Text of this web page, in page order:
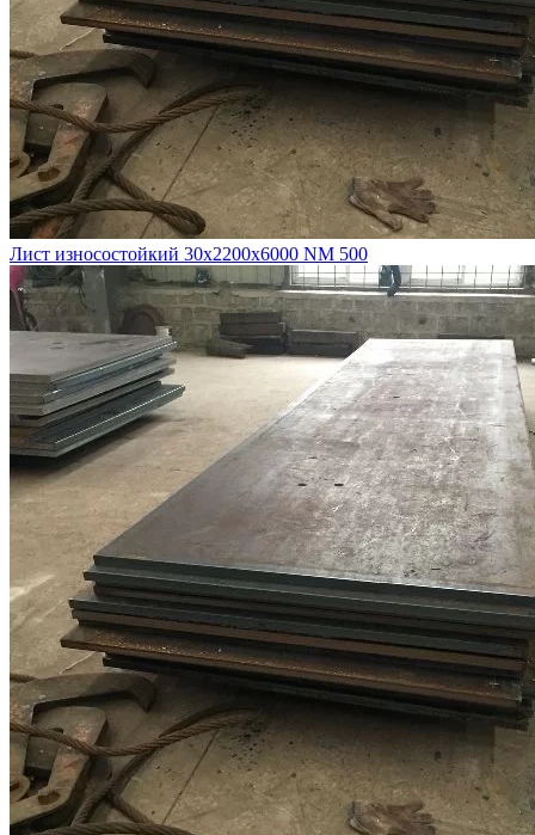
Лист износостойкий 30х2200х6000 NM 500